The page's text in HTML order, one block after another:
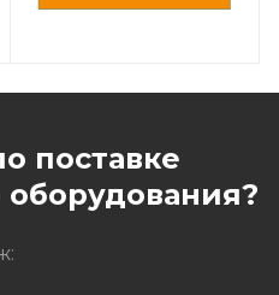
поставке
оборудования?